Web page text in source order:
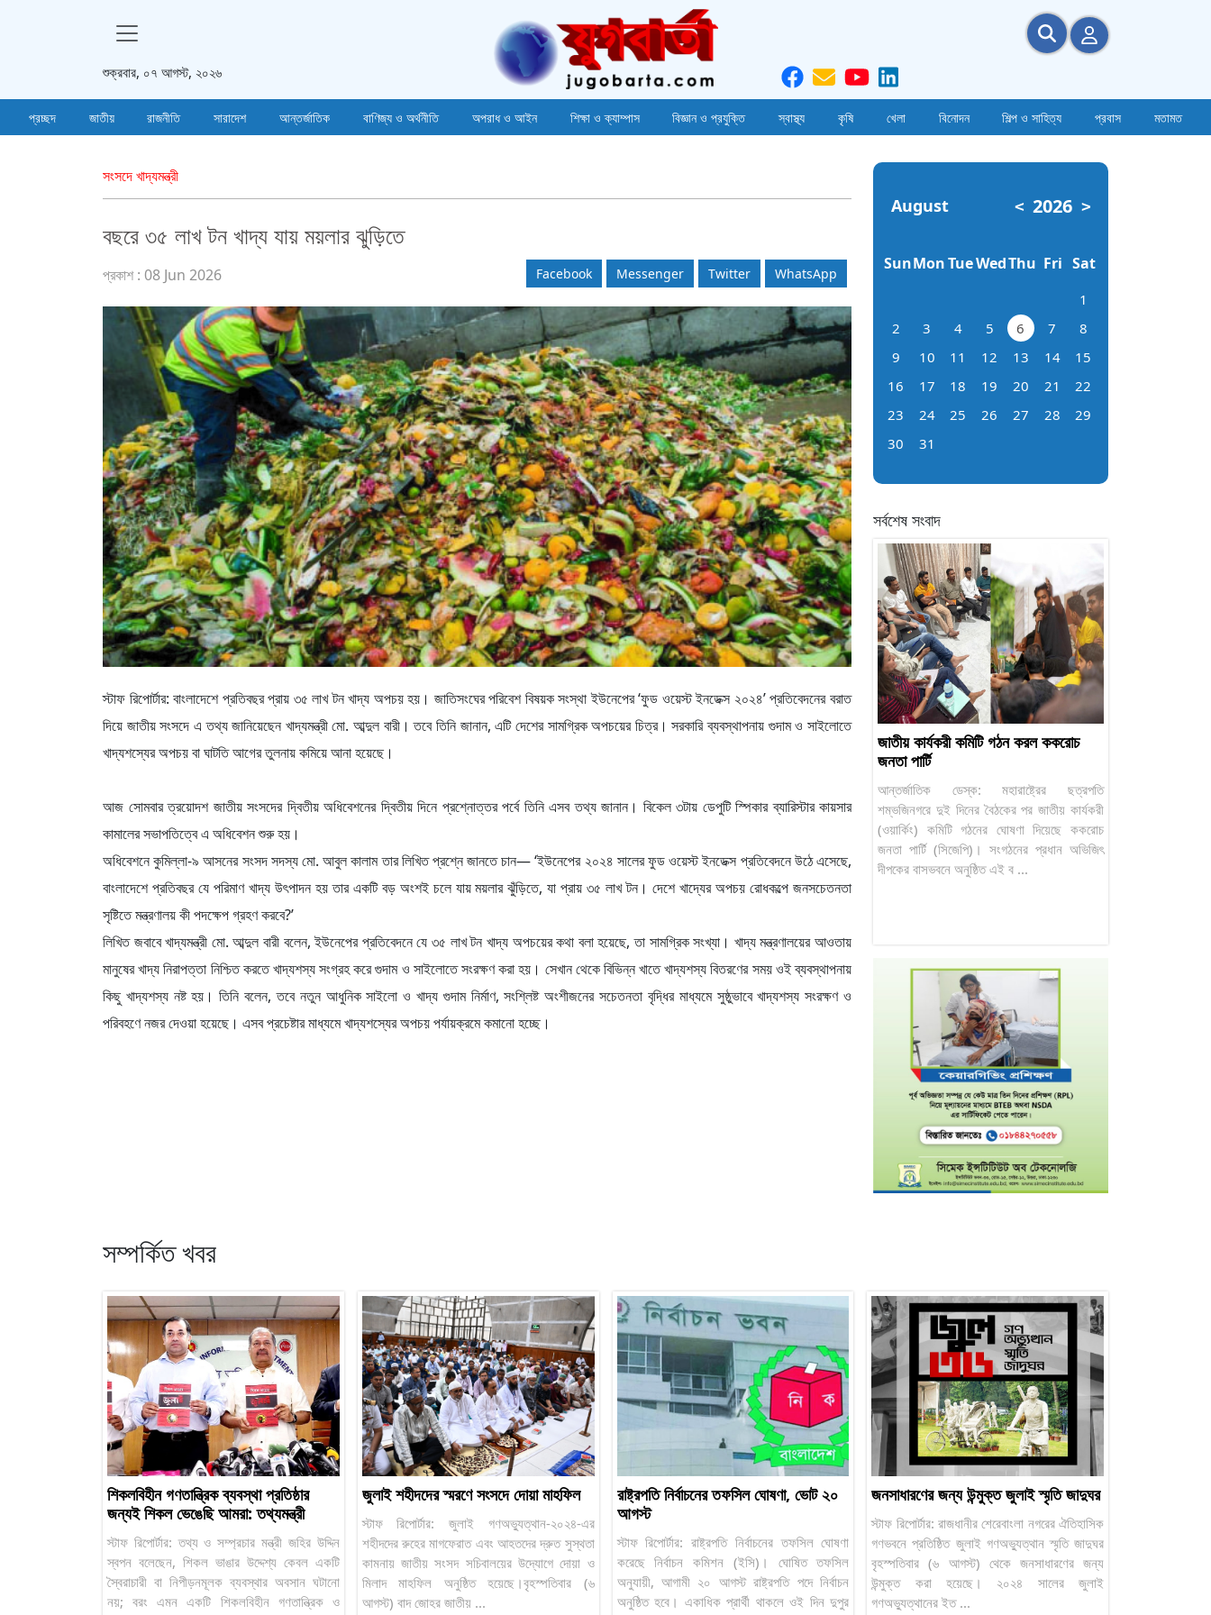
শুক্রবার, ০৭ আগস্ট, ২০২৬
প্রচ্ছদ জাতীয় রাজনীতি সারাদেশ আন্তর্জাতিক বাণিজ্য ও অর্থনীতি অপরাধ ও আইন শিক্ষা ও ক্যাম্পাস বিজ্ঞান ও প্রযুক্তি স্বাস্থ্য কৃষি খেলা বিনোদন শিল্প ও সাহিত্য প্রবাস মতামত
সংসদে খাদ্যমন্ত্রী
বছরে ৩৫ লাখ টন খাদ্য যায় ময়লার ঝুড়িতে
প্রকাশ : 08 Jun 2026 Facebook Messenger Twitter WhatsApp
স্টাফ রিপোর্টার: বাংলাদেশে প্রতিবছর প্রায় ৩৫ লাখ টন খাদ্য অপচয় হয়। জাতিসংঘের পরিবেশ বিষয়ক সংস্থা ইউনেপের ‘ফুড ওয়েস্ট ইনডেক্স ২০২৪’ প্রতিবেদনের বরাত
দিয়ে জাতীয় সংসদে এ তথ্য জানিয়েছেন খাদ্যমন্ত্রী মো. আব্দুল বারী। তবে তিনি জানান, এটি দেশের সামগ্রিক অপচয়ের চিত্র। সরকারি ব্যবস্থাপনায় গুদাম ও সাইলোতে
খাদ্যশস্যের অপচয় বা ঘাটতি আগের তুলনায় কমিয়ে আনা হয়েছে।
আজ সোমবার ত্রয়োদশ জাতীয় সংসদের দ্বিতীয় অধিবেশনের দ্বিতীয় দিনে প্রশ্নোত্তর পর্বে তিনি এসব তথ্য জানান। বিকেল ৩টায় ডেপুটি স্পিকার ব্যারিস্টার কায়সার
কামালের সভাপতিত্বে এ অধিবেশন শুরু হয়।
অধিবেশনে কুমিল্লা-৯ আসনের সংসদ সদস্য মো. আবুল কালাম তার লিখিত প্রশ্নে জানতে চান— ‘ইউনেপের ২০২৪ সালের ফুড ওয়েস্ট ইনডেক্স প্রতিবেদনে উঠে এসেছে,
বাংলাদেশে প্রতিবছর যে পরিমাণ খাদ্য উৎপাদন হয় তার একটি বড় অংশই চলে যায় ময়লার ঝুঁড়িতে, যা প্রায় ৩৫ লাখ টন। দেশে খাদ্যের অপচয় রোধকল্পে জনসচেতনতা
সৃষ্টিতে মন্ত্রণালয় কী পদক্ষেপ গ্রহণ করবে?’
লিখিত জবাবে খাদ্যমন্ত্রী মো. আব্দুল বারী বলেন, ইউনেপের প্রতিবেদনে যে ৩৫ লাখ টন খাদ্য অপচয়ের কথা বলা হয়েছে, তা সামগ্রিক সংখ্যা। খাদ্য মন্ত্রণালয়ের আওতায়
মানুষের খাদ্য নিরাপত্তা নিশ্চিত করতে খাদ্যশস্য সংগ্রহ করে গুদাম ও সাইলোতে সংরক্ষণ করা হয়। সেখান থেকে বিভিন্ন খাতে খাদ্যশস্য বিতরণের সময় ওই ব্যবস্থাপনায়
কিছু খাদ্যশস্য নষ্ট হয়। তিনি বলেন, তবে নতুন আধুনিক সাইলো ও খাদ্য গুদাম নির্মাণ, সংশ্লিষ্ট অংশীজনের সচেতনতা বৃদ্ধির মাধ্যমে সুষ্ঠুভাবে খাদ্যশস্য সংরক্ষণ ও
পরিবহণে নজর দেওয়া হয়েছে। এসব প্রচেষ্টার মাধ্যমে খাদ্যশস্যের অপচয় পর্যায়ক্রমে কমানো হচ্ছে।
August < 2026 >
SunMonTueWedThu Fri Sat
1
2
3 4 5 6 7
8
9
10 11 12 13 14
15
16
17 18 19 20 21
22
23
24 25 26 27 28
29
30
31
সর্বশেষ সংবাদ
জাতীয় কার্যকরী কমিটি গঠন করল ককরোচ
জনতা পার্টি
আন্তর্জাতিক ডেস্ক: মহারাষ্ট্রের ছত্রপতি
শম্ভজিনগরে দুই দিনের বৈঠকের পর জাতীয় কার্যকরী
(ওয়ার্কিং) কমিটি গঠনের ঘোষণা দিয়েছে ককরোচ
জনতা পার্টি (সিজেপি)। সংগঠনের প্রধান অভিজিৎ
দীপকের বাসভবনে অনুষ্ঠিত এই ব ...
সম্পর্কিত খবর
শিকলবিহীন গণতান্ত্রিক ব্যবস্থা প্রতিষ্ঠার
জন্যই শিকল ভেঙেছি আমরা: তথ্যমন্ত্রী
স্টাফ রিপোর্টার: তথ্য ও সম্প্রচার মন্ত্রী জহির উদ্দিন
স্বপন বলেছেন, শিকল ভাঙার উদ্দেশ্য কেবল একটি
স্বৈরাচারী বা নিপীড়নমূলক ব্যবস্থার অবসান ঘটানো
নয়; বরং এমন একটি শিকলবিহীন গণতান্ত্রিক ও
জুলাই শহীদদের স্মরণে সংসদে দোয়া মাহফিল
স্টাফ রিপোর্টার: জুলাই গণঅভ্যুত্থান-২০২৪-এর
শহীদদের রুহের মাগফেরাত এবং আহতদের দ্রুত সুস্থতা
কামনায় জাতীয় সংসদ সচিবালয়ের উদ্যোগে দোয়া ও
মিলাদ মাহফিল অনুষ্ঠিত হয়েছে।বৃহস্পতিবার (৬
আগস্ট) বাদ জোহর জাতীয় ...
রাষ্ট্রপতি নির্বাচনের তফসিল ঘোষণা, ভোট ২০
আগস্ট
স্টাফ রিপোর্টার: রাষ্ট্রপতি নির্বাচনের তফসিল ঘোষণা
করেছে নির্বাচন কমিশন (ইসি)। ঘোষিত তফসিল
অনুযায়ী, আগামী ২০ আগস্ট রাষ্ট্রপতি পদে নির্বাচন
অনুষ্ঠিত হবে। একাধিক প্রার্থী থাকলে ওই দিন দুপুর
জনসাধারণের জন্য উন্মুক্ত জুলাই স্মৃতি জাদুঘর
স্টাফ রিপোর্টার: রাজধানীর শেরেবাংলা নগরের ঐতিহাসিক
গণভবনে প্রতিষ্ঠিত জুলাই গণঅভ্যুত্থান স্মৃতি জাদুঘর
বৃহস্পতিবার (৬ আগস্ট) থেকে জনসাধারণের জন্য
উন্মুক্ত করা হয়েছে। ২০২৪ সালের জুলাই
গণঅভ্যুত্থানের ইত ...